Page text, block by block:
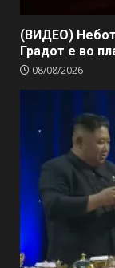
(ВИДЕО)
Градот е во
08/08/2026